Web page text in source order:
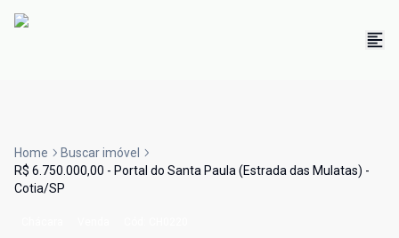
Home
Buscar imóvel
R$ 6.750.000,00 - Portal do Santa Paula (Estrada das Mulatas) -
Cotia/SP